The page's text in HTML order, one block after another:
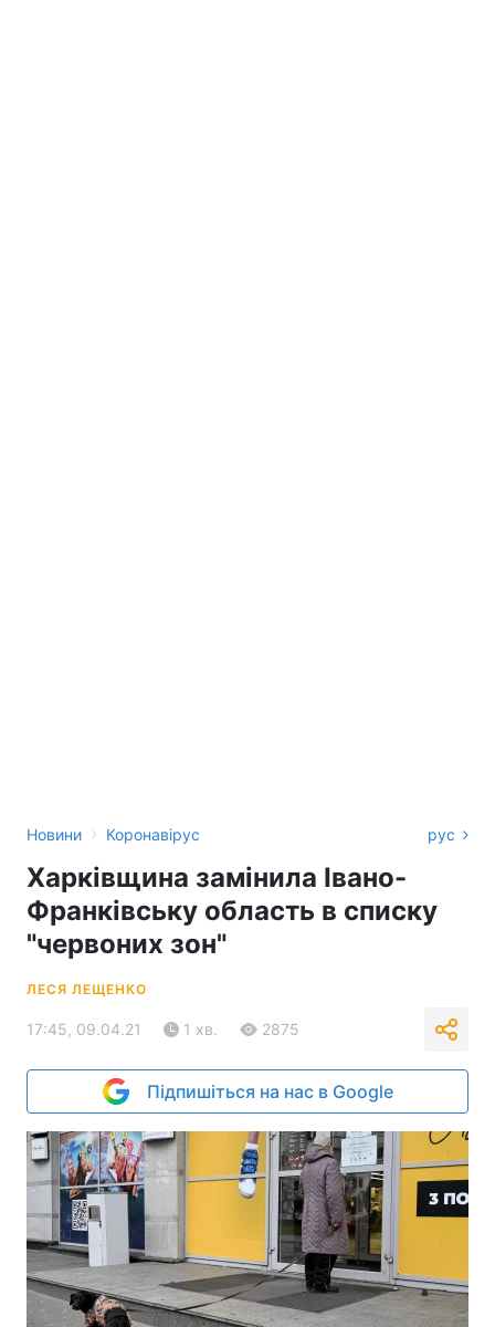
Новини › Коронавірус рус
Харківщина замінила Івано-
Франківську область в списку
"червоних зон"
ЛЕСЯ ЛЕЩЕНКО
17:45, 09.04.21 1 хв. 2875
Підпишіться на нас в Google